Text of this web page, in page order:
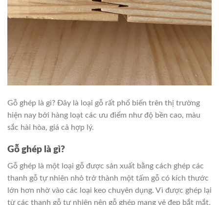
Gỗ ghép là gì? Đây là loại gỗ rất phổ biến trên thị trường
hiện nay bởi hàng loạt các ưu điểm như độ bền cao, màu
sắc hài hòa, giá cả hợp lý.
Gỗ ghép là gì?
Gỗ ghép là một loại gỗ được sản xuất bằng cách ghép các
thanh gỗ tự nhiên nhỏ trở thành một tấm gỗ có kích thước
lớn hơn nhờ vào các loại keo chuyên dụng. Vì được ghép lại
từ các thanh gỗ tự nhiên nên gỗ ghép mang vẻ đẹp bắt mắt,